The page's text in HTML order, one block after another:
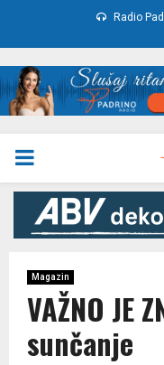
Radio
PRIMARY
MENU
Magazin
VAŽNO JE
sunčanje